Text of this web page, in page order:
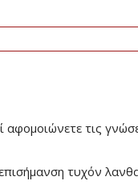
αφομοιώνετε τις
τυχόν